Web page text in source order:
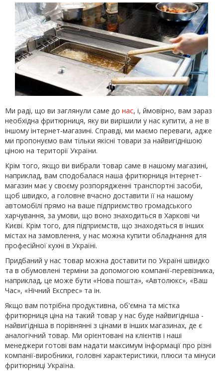
Ми раді, що ви заглянули саме до нас, і, ймовірно, вам зараз
необхідна фритюрниця, яку ви вирішили у нас купити, а не в
іншому інтернет-магазині. Справді, ми маємо переваги, адже
ми пропонуємо вам тільки якісні товари за найвигіднішою
ціною на території України.
Крім того, якщо ви вибрали товар саме в нашому магазині,
наприклад, вам сподобалася наша фритюрниця інтернет-
магазин має у своєму розпорядженні транспортні засоби,
щоб швидко, а головне вчасно доставити її на нашому
автомобілі прямо на ваше підприємство громадського
харчування, за умови, що воно знаходиться в Харкові чи
Києві. Крім того, для підприємств, що знаходяться в інших
містах на замовлення, у нас можна купити обладнання для
професійної кухні в Україні.
Придбаний у нас товар можна доставити по Україні швидко
та в обумовлені терміни за допомогою компанії-перевізника,
наприклад, це може бути «Нова пошта», «Автолюкс», «Ваш
Час», «Нічний Експрес» та ін.
Якщо вам потрібна продуктивна, об'ємна та містка
фритюрниця ціна на такий товар у нас буде найвигідніша -
найвигідніша в порівнянні з цінами в інших магазинах, де є
аналогічний товар. Ми орієнтовані на клієнтів і наші
менеджери готові вам надати максимум інформації про різні
компанії-виробники, головні характеристики, плюси та мінуси
фритюрниці Україна.